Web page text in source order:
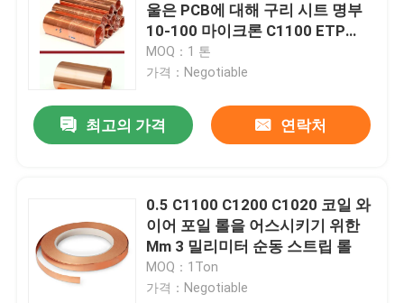
회사 소개
울은 PCB에 대해 구리 시트 명부
10-100 마이크론 C1100 ETP
TU1을 닦았습니다
MOQ：1 톤
가격：Negotiable
최고의 가격 연락처
0.5 C1100 C1200 C1020 코일 와
이어 포일 롤을 어스시키기 위한
Mm 3 밀리미터 순동 스트립 롤
MOQ：1Ton
가격：Negotiable